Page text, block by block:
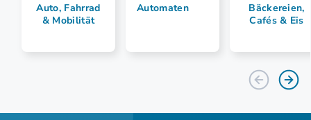
Auto, Fahrrad
& Mobilität
Automaten
Bäckereien,
Cafés & Eis